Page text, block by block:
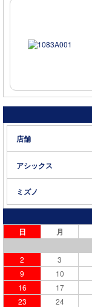
店舗
アシックス
ミズノ
日 月
2
3
9
10
16
17
23
24